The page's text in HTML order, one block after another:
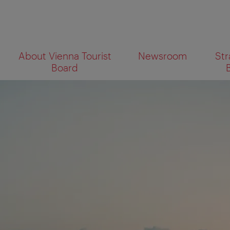
navigation
contents
About Vienna Tourist
Board
Newsroom
What